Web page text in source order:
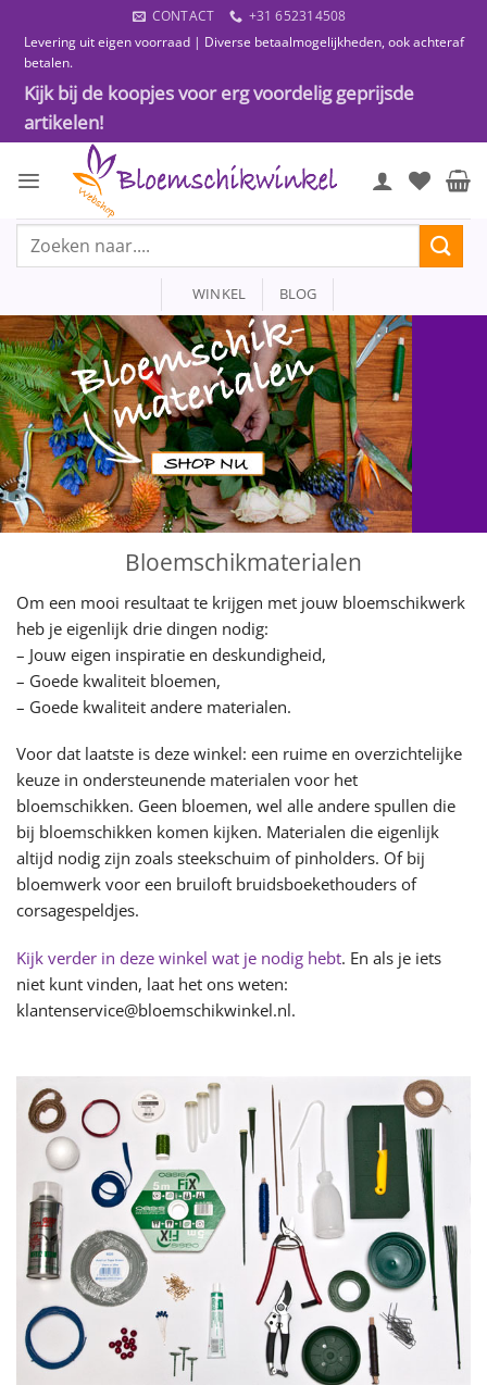
naar
inhoud
CONTACT
+31 652314508
Levering uit eigen voorraad | Diverse betaalmogelijkheden, ook achteraf
betalen.
Kijk bij de koopjes voor erg voordelig geprijsde
artikelen!
Zoeken
WINKEL BLOG
Bloemschikmaterialen
Om een mooi resultaat te krijgen met jouw bloemschikwerk
heb je eigenlijk drie dingen nodig:
– Jouw eigen inspiratie en deskundigheid,
– Goede kwaliteit bloemen,
– Goede kwaliteit andere materialen.
Voor dat laatste is deze winkel: een ruime en overzichtelijke
keuze in ondersteunende materialen voor het
bloemschikken. Geen bloemen, wel alle andere spullen die
bij bloemschikken komen kijken. Materialen die eigenlijk
altijd nodig zijn zoals steekschuim of pinholders. Of bij
bloemwerk voor een bruiloft bruidsboekethouders of
corsagespeldjes.
Kijk verder in deze winkel wat je nodig hebt. En als je iets
niet kunt vinden, laat het ons weten:
klantenservice@bloemschikwinkel.nl.